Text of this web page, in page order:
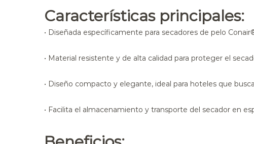
Características principales:
• Diseñada específicamente para secadores de pelo
• Material resistente y de alta calidad para proteger el
• Diseño compacto y elegante, ideal para hoteles que
• Facilita el almacenamiento y transporte del secador en